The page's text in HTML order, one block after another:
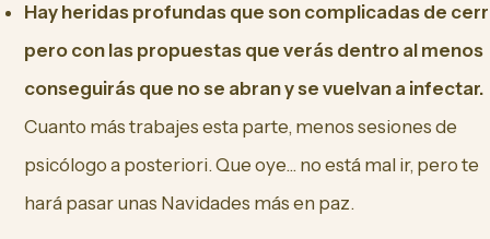
Hay heridas profundas que son complicadas de
pero con las propuestas que verás dentro al menos
conseguirás que no se abran y se vuelvan a infectar.
Cuanto más trabajes esta parte, menos sesiones de
psicólogo a posteriori. Que oye... no está mal ir, pero te
hará pasar unas Navidades más en paz.